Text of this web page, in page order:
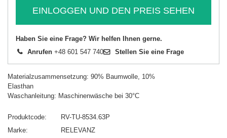
EINLOGGEN UND DEN PREIS SEHEN
Haben Sie eine Frage? Wir helfen Ihnen gerne.
Anrufen +48 601 547 740 Stellen Sie eine Frage
Materialzusammensetzung: 90% Baumwolle, 10%
Elasthan
Waschanleitung: Maschinenwäsche bei 30°C
Produktcode
RV-TU-8534.63P
Marke
RELEVANZ